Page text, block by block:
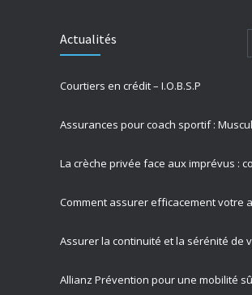
Actualités
Courtiers en crédit – I.O.B.S.P
Comment assurer efficacement votre